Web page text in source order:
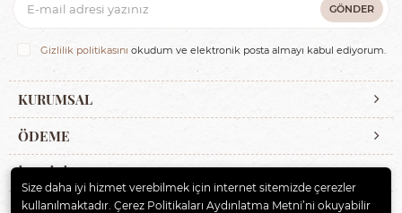
KURUMSAL
ÖDEME
İLETİŞİM
GÖNDER
Gizlilik politikasını okudum ve elektronik posta almayı kabul ediyorum.
Size daha iyi hizmet verebilmek için internet sitemizde çerezler
kullanılmaktadır. Çerez Politikaları Aydınlatma Metni’ni okuyabilir